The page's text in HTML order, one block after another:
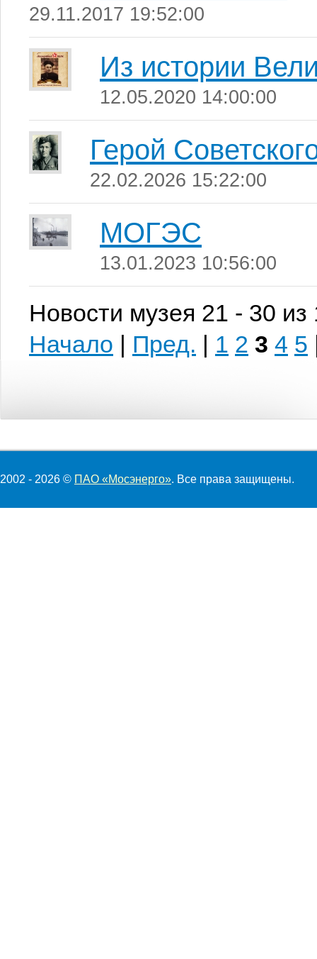
29.11.2017 19:52:00
Из истории
12.05.2020 14:00:00
Герой
22.02.2026 15:22:00
МОГЭС
13.01.2023 10:56:00
Новости музея 21 - 30 из
Начало | Пред. | 1 2 3 4 5
2002 - 2026 © ПАО «Мосэнерго». Все права защищены.